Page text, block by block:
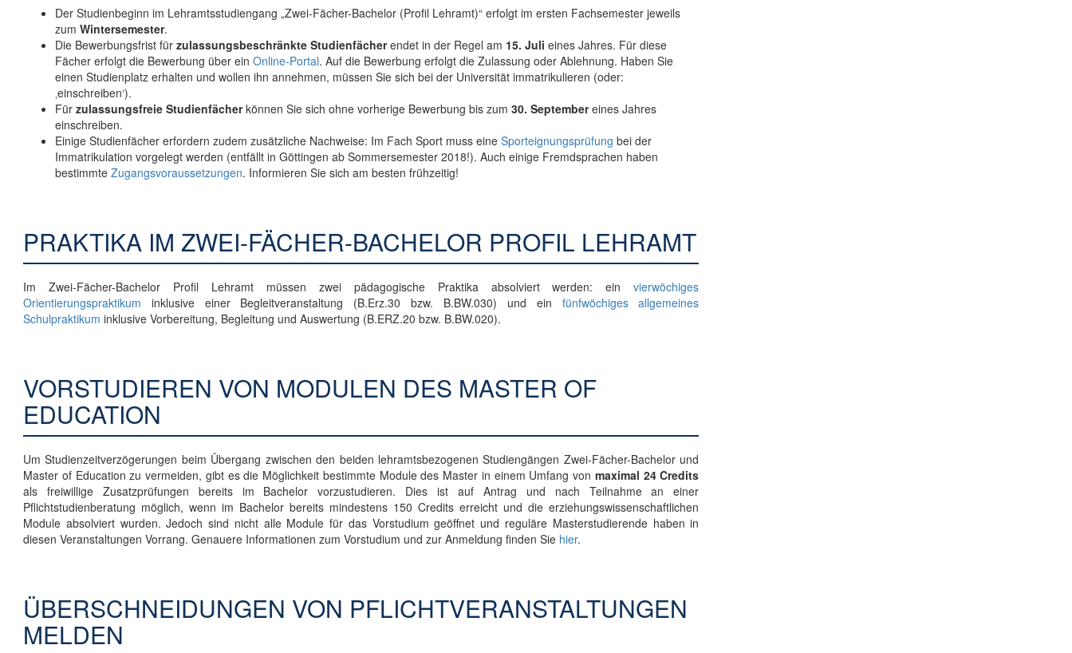
Der Studienbeginn im Lehramtsstudiengang „Zwei-Fächer-Bachelor (Profil Lehramt)“ erfolgt im ersten Fachsemester jeweils
zum Wintersemester.
Die Bewerbungsfrist für zulassungsbeschränkte Studienfächerendet in der Regel am 15. Juli eines Jahres. Für diese
Fächer erfolgt die Bewerbung über ein Online-Portal. Auf die Bewerbung erfolgt die Zulassung oder Ablehnung. Haben Sie
einen Studienplatz erhalten und wollen ihn annehmen, müssen Sie sich bei der Universität immatrikulieren (oder:
‚einschreiben‘).
Für zulassungsfreie Studienfächerkönnen Sie sich ohne vorherige Bewerbung bis zum 30. Septembereines Jahres
einschreiben.
Einige Studienfächer erfordern zudem zusätzliche Nachweise: Im Fach Sport muss eine Sporteignungsprüfung bei der
Immatrikulation vorgelegt werden (entfällt in Göttingen ab Sommersemester 2018!). Auch einige Fremdsprachen haben
bestimmte Zugangsvoraussetzungen. Informieren Sie sich am besten frühzeitig!
PRAKTIKA IM ZWEI-FÄCHER-BACHELOR PROFIL LEHRAMT
Im Zwei-Fächer-Bachelor Profil Lehramt müssen zwei pädagogische Praktika absolviert werden: einvierwöchiges
Orientierungspraktikum inklusive einer Begleitveranstaltung (B.Erz.30 bzw. B.BW.030) und ein fünfwöchiges allgemeines
Schulpraktikum inklusive Vorbereitung, Begleitung und Auswertung (B.ERZ.20 bzw. B.BW.020).
VORSTUDIEREN VON MODULEN DES MASTER OF
EDUCATION
Um Studienzeitverzögerungen beim Übergang zwischen den beiden lehramtsbezogenen Studiengängen Zwei-Fächer-Bachelor und
Master of Education zu vermeiden, gibt es die Möglichkeit bestimmte Module des Master in einem Umfang von maximal 24 Credits
als freiwillige Zusatzprüfungen bereits im Bachelor vorzustudieren. Dies ist auf Antrag und nach Teilnahme an einer
Pflichtstudienberatung möglich, wenn im Bachelor bereits mindestens 150 Credits erreicht und die erziehungswissenschaftlichen
Module absolviert wurden. Jedoch sind nicht alle Module für das Vorstudium geöffnet und reguläre Masterstudierende haben in
diesen Veranstaltungen Vorrang. Genauere Informationen zum Vorstudium und zur Anmeldung finden Sie hier.
ÜBERSCHNEIDUNGEN VON PFLICHTVERANSTALTUNGEN
MELDEN